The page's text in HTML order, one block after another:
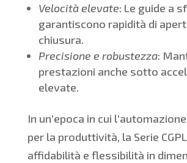
Velocità elevate: Le guide a
garantiscono rapidità di
chiusura.
Precisione e robustezza:
prestazioni anche sotto
elevate.
In un’epoca in cui
per la produttività, la Serie
affidabilità e flessibilità in